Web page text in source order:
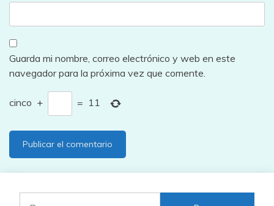
Guarda mi nombre, correo electrónico y web en este
navegador para la próxima vez que comente.
cinco + = 11